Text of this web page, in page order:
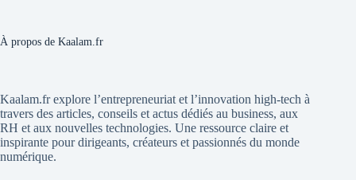
À propos de Kaalam.fr
Kaalam.fr explore l’entrepreneuriat et l’innovation high-tech à
travers des articles, conseils et actus dédiés au business, aux
RH et aux nouvelles technologies. Une ressource claire et
inspirante pour dirigeants, créateurs et passionnés du monde
numérique.